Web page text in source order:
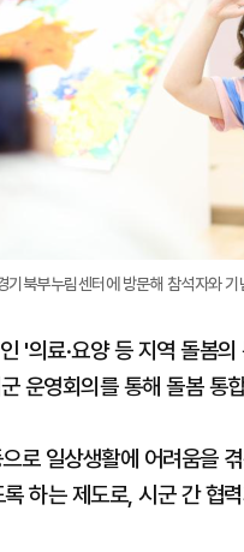
기북부누림센터에 방문해 참석자와
'의료·요양 등 지역 돌봄
운영회의를 통해 돌봄 통
로 일상생활에 어려움을
하는 제도로, 시군 간 협